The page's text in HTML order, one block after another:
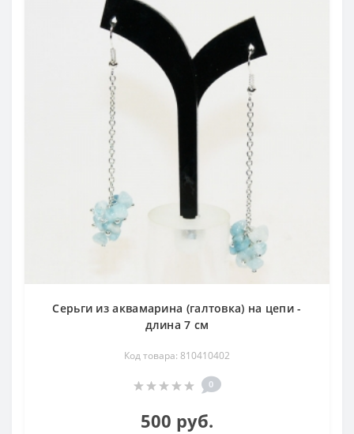
Серьги из аквамарина (галтовка) на цепи -
длина 7 см
Код товара: 810410402
0
500 руб.